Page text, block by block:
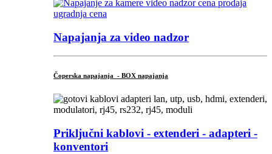
Napajanja za video nadzor
Čoperska napajanja - BOX napajanja
Priključni kablovi - extenderi - adapteri -
konventori